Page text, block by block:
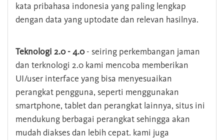
kata pribahasa indonesia yang paling lengkap
dengan data yang uptodate dan relevan hasilnya.
Teknologi 2.0 - 4.0- seiring perkembangan jaman
dan terknologi 2.0 kami mencoba memberikan
UI/user interface yang bisa menyesuaikan
perangkat pengguna, seperti menggunakan
smartphone, tablet dan perangkat lainnya, situs ini
mendukung berbagai perangkat sehingga akan
mudah diakses dan lebih cepat. kami juga